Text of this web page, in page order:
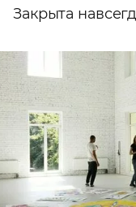
Закрыта